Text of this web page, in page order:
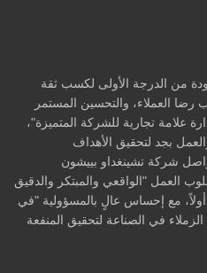
من الدرجة الأولى لكسب ثقة
العملاء، والتحسين المستمر
علامة تجارية للشركة المتميزة"،
بجد لتحقيق الأهداف
شركة تشينغداو بييشون
العمل "الواقعي والمبتكر والدقيق
أولاً، مع إحساس عالٍ بالمسؤولية "في
في الصناعة لتحقيق المنفعة